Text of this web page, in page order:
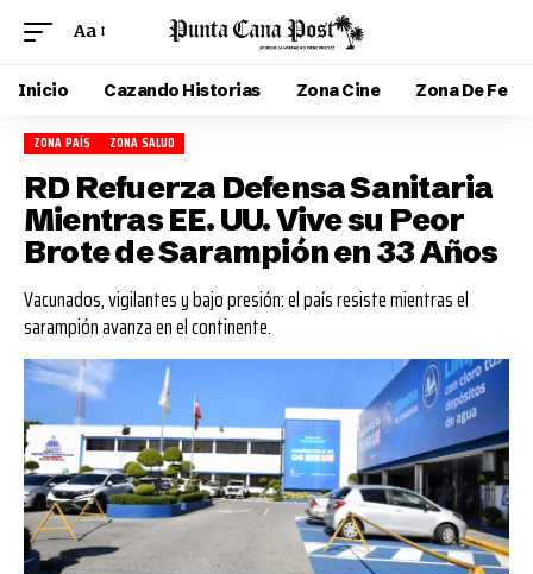
Aa
Inicio Cazando Historias Zona Cine Zona De Fe
ZONA PAÍS ZONA SALUD
RD Refuerza Defensa Sanitaria
Mientras EE. UU. Vive su Peor
Brote de Sarampión en 33 Años
Vacunados, vigilantes y bajo presión: el país resiste mientras el
sarampión avanza en el continente.